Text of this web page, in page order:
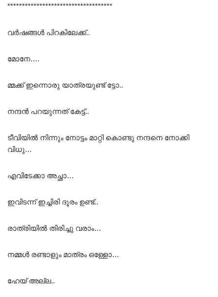
************************************
വർഷങ്ങൾ പിറകിലേക്ക്..
മോനേ….
മ്മക്ക് ഇന്നൊരു യാത്രയുണ്ട് ട്ടോ..
നന്ദൻ പറയുന്നത് കേട്ട്..
ടീവിയിൽ നിന്നും നോട്ടം മാറ്റി കൊണ്ടു നന്ദനെ നോക്കി
വിധു…
എവിടേക്കാ അച്ഛാ…
ഇവിടന്ന് ഇച്ചിരി ദൂരം ഉണ്ട്..
രാത്രിയിൽ തിരിച്ചു വരാം…
നമ്മൾ രണ്ടാളും മാത്രം ഒള്ളോ…
ഹേയ് അല്ല..